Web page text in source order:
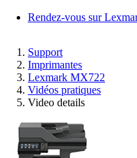
Rendez-vous sur
Support
Imprimantes
Lexmark MX722
Vidéos pratiques
Video details